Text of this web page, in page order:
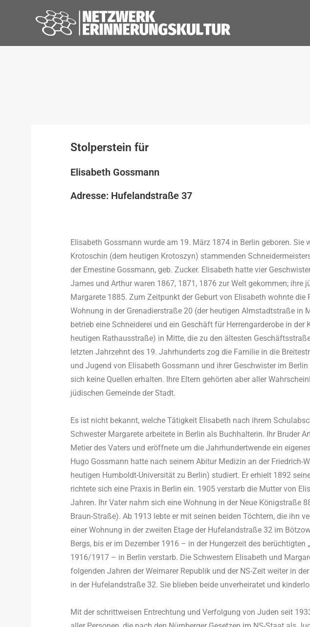
Stolperstein für
Elisabeth Gossmann
Adresse: Hufelandstraße 37
Elisabeth Gossmann wurde am 19. März 1874 in Berlin geboren. Sie
Krotoschin (dem heutigen Krotoszyn) stammenden
der Ernestine Gossmann, geb. Zucker. Elisabeth hatte vier
James und Arthur waren 1867, 1871, 1876 zur Welt gekommen; ihre
Margarete 1885. Zum Zeitpunkt der Geburt von Elisabeth wohnte die
Wohnung in der Grenadierstraße 20 (der heutigen Almstadtstraße in
betrieb eine Schneiderei und ein Geschäft für Herrengarderobe in der
heutigen Rathausstraße) in Mitte, die zu den ältesten
letzten Jahrzehnt des 19. Jahrhunderts zog die Familie in die
und Jugend von Elisabeth Gossmann und ihrer Geschwister im
sich keine Quellen erhalten. Ihre Eltern gehörten aber aller
jüdischen Gemeinde der Stadt.
Es ist nicht bekannt, welche Tätigkeit Elisabeth nach ihrem
Schwester Margarete arbeitete in Berlin als Buchhalterin. Ihr Bruder
Metier des Vaters und eröffnete um die Jahrhundertwende ein
Hugo Gossmann hatte nach seinem Abitur Medizin an der Friedrich-
heutigen Humboldt-Universität zu Berlin) studiert. Er erhielt 1892
richtete sich eine Praxis in Berlin ein. 1905 verstarb die Mutter von
Jahren. Ihr Vater nahm sich eine Wohnung in der Neue Königstraße
Braun-Straße). Ab 1913 lebte er mit seinen beiden Töchtern, die ihn
einer Wohnung in der zweiten Etage der Hufelandstraße 32 im
Bergs, bis er im Dezember 1916 – in der Hungerzeit des berüchtigten
1916/1917 – in Berlin verstarb. Die Schwestern Elisabeth und
folgenden Jahren der Weimarer Republik und der NS-Zeit weiter in
in der Hufelandstraße 32. Sie blieben beide unverheiratet und
Mit der schrittweisen Entrechtung und Verfolgung von Juden seit